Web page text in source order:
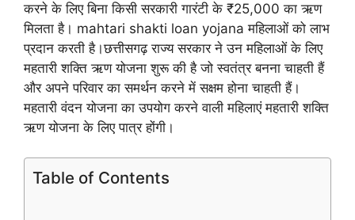
करने के लिए बिना किसी सरकारी गारंटी के ₹25,000 का ऋण
मिलता है। mahtari shakti loan yojana महिलाओं को लाभ
प्रदान करती है।छत्तीसगढ़ राज्य सरकार ने उन महिलाओं के लिए
महतारी शक्ति ऋण योजना शुरू की है जो स्वतंत्र बनना चाहती हैं
और अपने परिवार का समर्थन करने में सक्षम होना चाहती हैं।
महतारी वंदन योजना का उपयोग करने वाली महिलाएं महतारी शक्ति
ऋण योजना के लिए पात्र होंगी।
Table of Contents